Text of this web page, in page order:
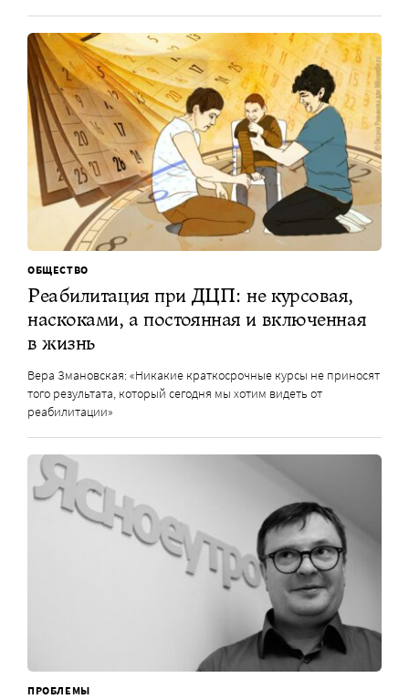
ОБЩЕСТВО
Реабилитация при ДЦП: не курсовая,
наскоками, а постоянная и включенная
в жизнь
Вера Змановская: «Никакие краткосрочные курсы не приносят
того результата, который сегодня мы хотим видеть от
реабилитации»
ПРОБЛЕМЫ